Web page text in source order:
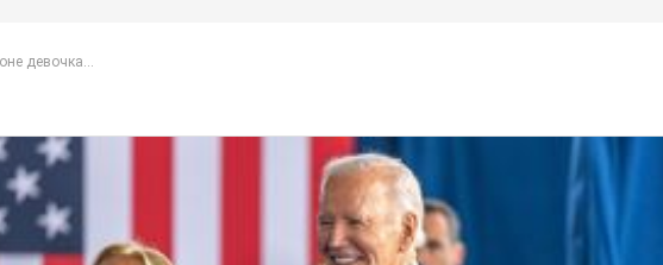
девочка...